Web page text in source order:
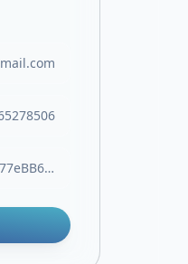
https://www.facebook.com/share/177eBB6bdV/